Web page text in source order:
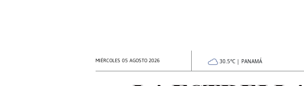
MIÉRCOLES 05 AGOSTO 2026 30.5°C | PANAMÁ